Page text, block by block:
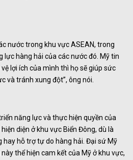
nước trong khu vực ASEAN, trong
lực hàng hải của các nước đó. Mỹ tin
lợi ích của mình thì họ sẽ giúp sức
và tránh xung đột”, ông nói.
năng lực và thực hiện quyền của
diện ở khu vực Biển Đông, dù là
hỗ trợ tự do hàng hải. Đại sứ Mỹ
thể hiện cam kết của Mỹ ở khu vực,